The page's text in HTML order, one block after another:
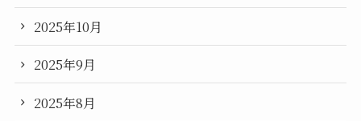
2025年10月
2025年9月
2025年8月